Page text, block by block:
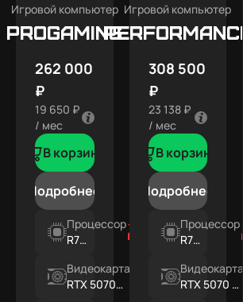
Игровой компьютер
PROGAMING
262 000
₽
19 650 ₽
/ мес
В корзину
Подробнее
Процессор
R7
Видеокарта
RTX 5070
Игровой компьютер
Performance
308 500
₽
23 138 ₽
/ мес
В корзину
Подробнее
Процессор
R7
Видеокарта
RTX 5070 Ti